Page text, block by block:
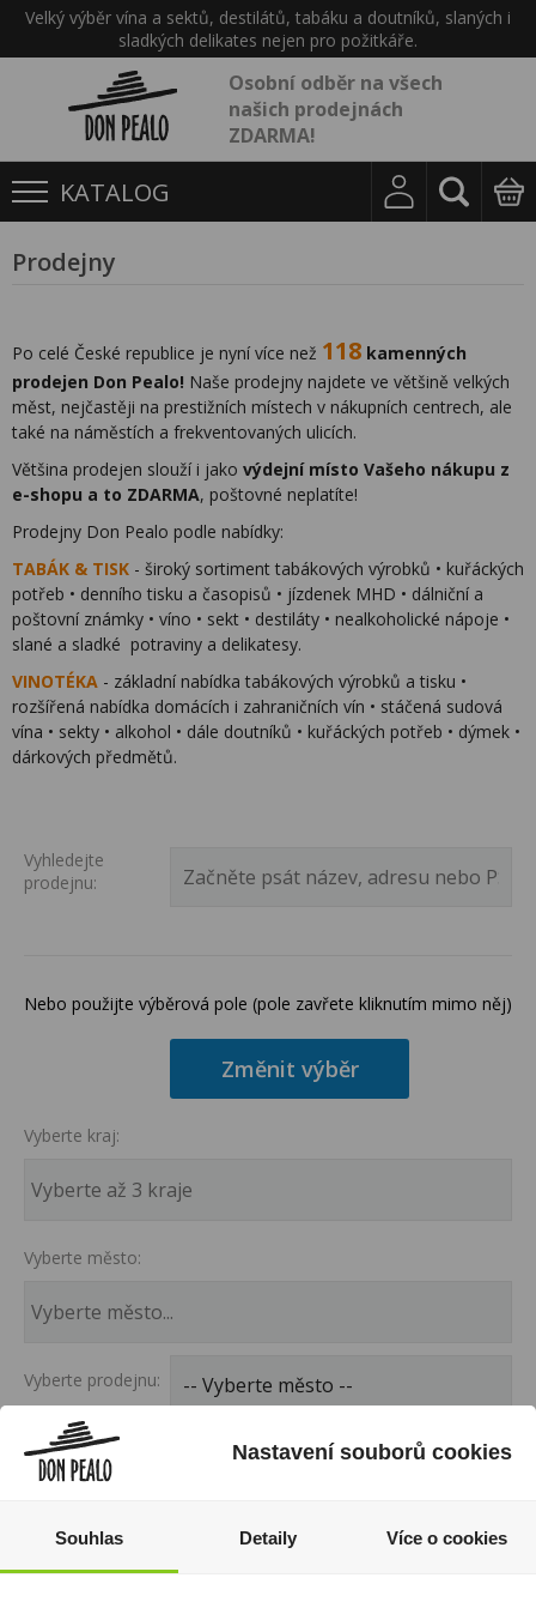
Velký výběr vína a sektů, destilátů, tabáku a doutníků, slaných i
sladkých delikates nejen pro požitkáře.
Osobní odběr na všech
našich prodejnách
ZDARMA!
KATALOG
Prodejny
Po celé České republice je nyní více než 118 kamenných
prodejen Don Pealo! Naše prodejny najdete ve většině velkých
měst, nejčastěji na prestižních místech v nákupních centrech, ale
také na náměstích a frekventovaných ulicích.
Většina prodejen slouží i jako výdejní místo Vašeho nákupu z
e-shopu a to ZDARMA, poštovné neplatíte!
Prodejny Don Pealo podle nabídky:
TABÁK & TISK - široký sortiment tabákových výrobků • kuřáckých
potřeb • denního tisku a časopisů • jízdenek MHD • dálniční a
poštovní známky • víno • sekt • destiláty • nealkoholické nápoje •
slané a sladké potraviny a delikatesy.
VINOTÉKA - základní nabídka tabákových výrobků a tisku •
rozšířená nabídka domácích i zahraničních vín • stáčená sudová
vína • sekty • alkohol • dále doutníků • kuřáckých potřeb • dýmek •
dárkových předmětů.
Vyhledejte
prodejnu:
Nebo použijte výběrová pole (pole zavřete kliknutím mimo něj)
Změnit výběr
Vyberte kraj:
Vyberte město:
Vyberte prodejnu: -- Vyberte město --
Nastavení souborů cookies
Souhlas Detaily Více o cookies